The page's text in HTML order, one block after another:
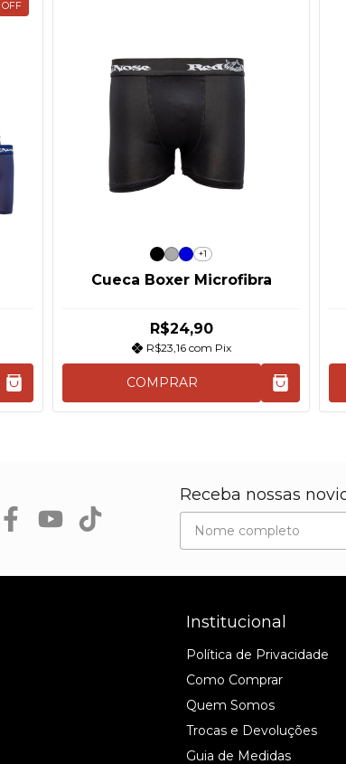
OFF
+1
Cueca Boxer Microfibra
R$24,90
R$23,16 com Pix
COMPRAR
Receba nossas
Institucional
Política de Privacidade
Como Comprar
Quem Somos
Trocas e Devoluções
Guia de Medidas